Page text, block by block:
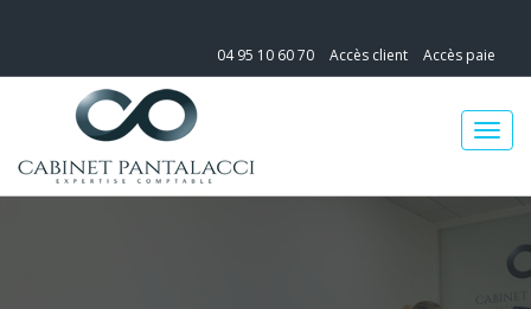
04 95 10 60 70 Accès client Accès paie